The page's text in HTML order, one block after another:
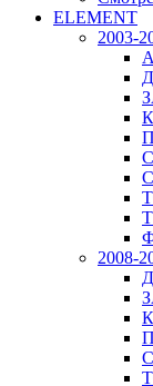
ELEMENT
2003-
2008-